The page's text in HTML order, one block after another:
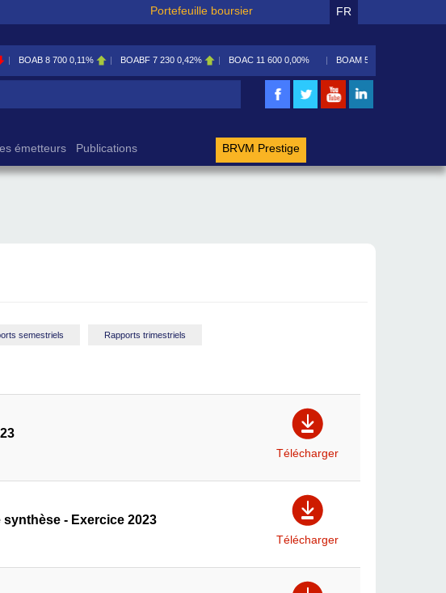
Portefeuille boursier FR
8 700 0,11% BOABF 7 230 0,42% BOAC 11 600 0,00% BOAM 5 585 0,09%
recherche
émetteurs Publications BRVM Prestige
semestriels Rapports trimestriels
Télécharger
synthèse - Exercice 2023
Télécharger